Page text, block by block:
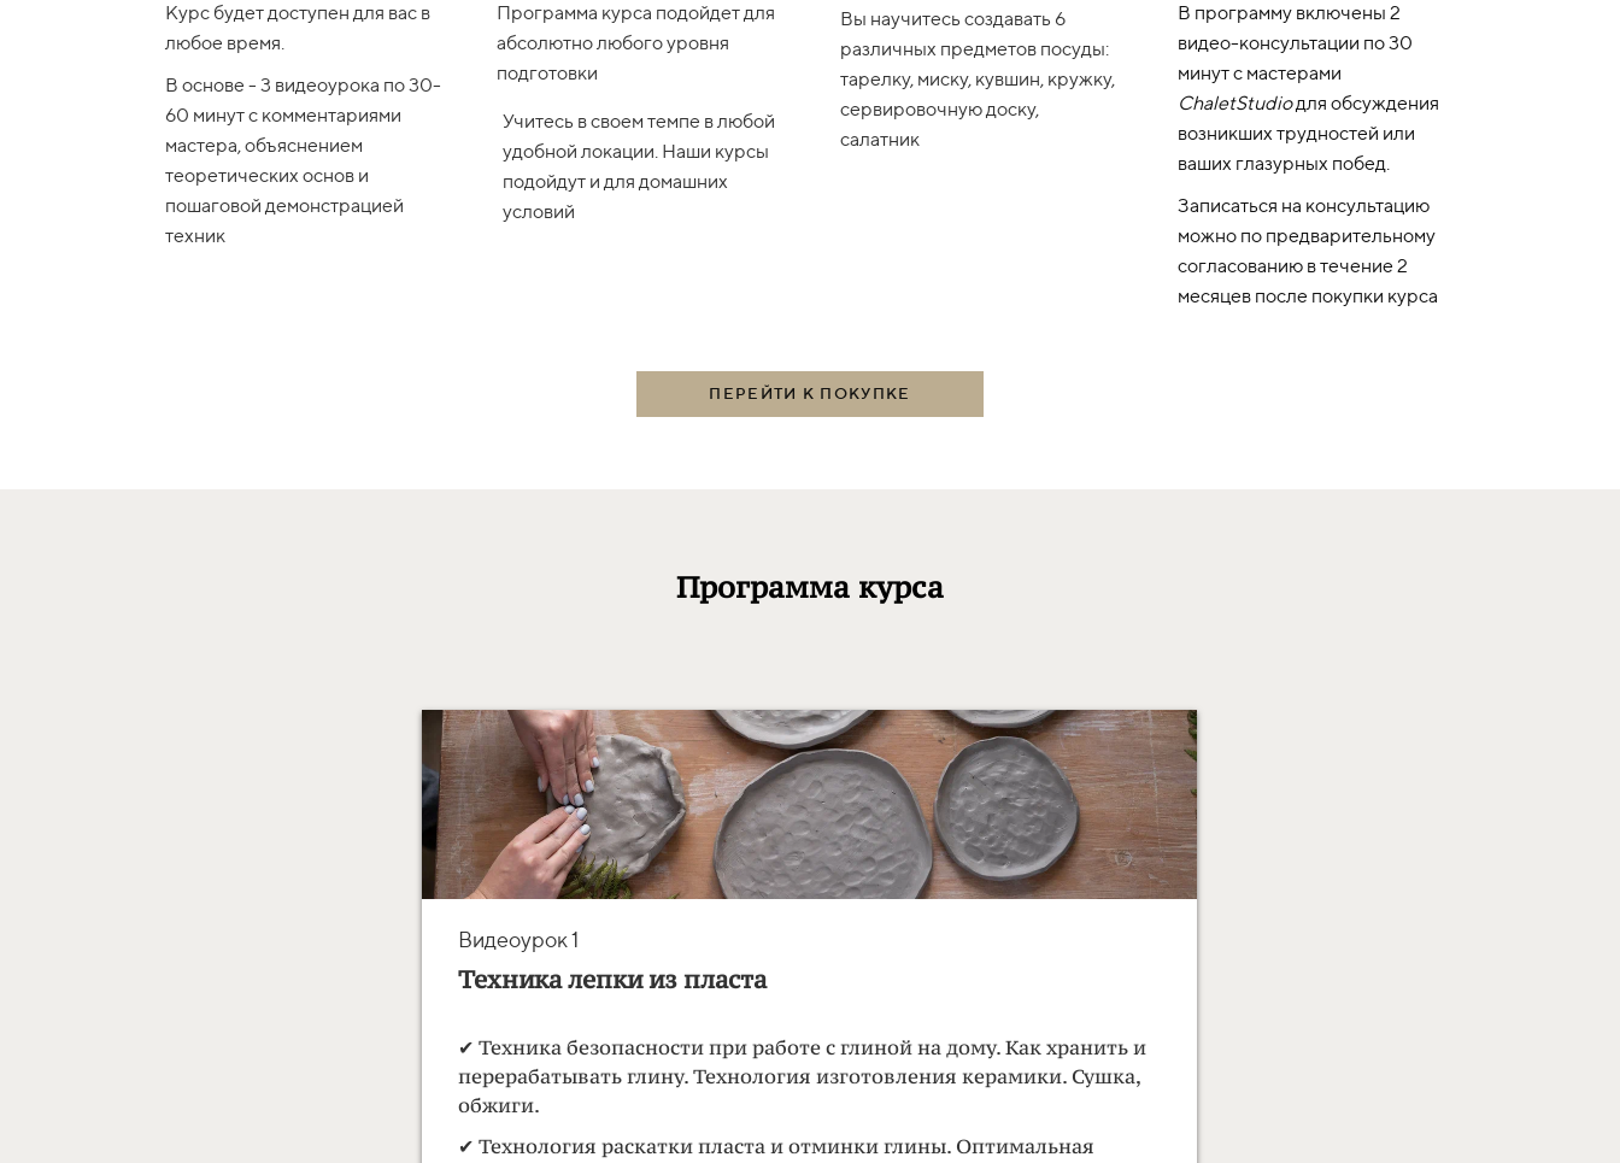
Курс будет доступен для вас в
любое время.
В основе - 3 видеоурока по 30-
60 минут с комментариями
мастера, объяснением
теоретических основ и
пошаговой демонстрацией
техник
Программа курса подойдет для
абсолютно любого уровня
подготовки
Учитесь в своем темпе в любой
удобной локации. Наши курсы
подойдут и для домашних
условий
Вы научитесь создавать 6
различных предметов посуды:
тарелку, миску, кувшин, кружку,
сервировочную доску,
салатник
В программу включены 2
видео-консультации по 30
минут с мастерами
ChaletStudioдля обсуждения
возникших трудностей или
ваших глазурных побед.
Записаться на консультацию
можно по предварительному
согласованию в течение 2
месяцев после покупки курса
ПЕРЕЙТИ К ПОКУПКЕ
Программа курса
Видеоурок 1
Техника лепки из пласта
✔ Техника безопасности при работе с глиной на дому. Как хранить и
перерабатывать глину. Технология изготовления керамики. Сушка,
обжиги.
✔ Технология раскатки пласта и отминки глины. Оптимальная